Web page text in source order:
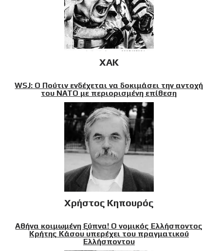
XAK
WSJ: Ο Πούτιν ενδέχεται να δοκιμάσει την αντοχή
του ΝΑΤΟ με περιορισμένη επίθεση
Χρήστος Κηπουρός
Αθήνα κοιμωμένη ξύπνα! Ο νομικός Ελλήσποντος
Κρήτης Κάσου υπερέχει του πραγματικού
Ελλήσποντου